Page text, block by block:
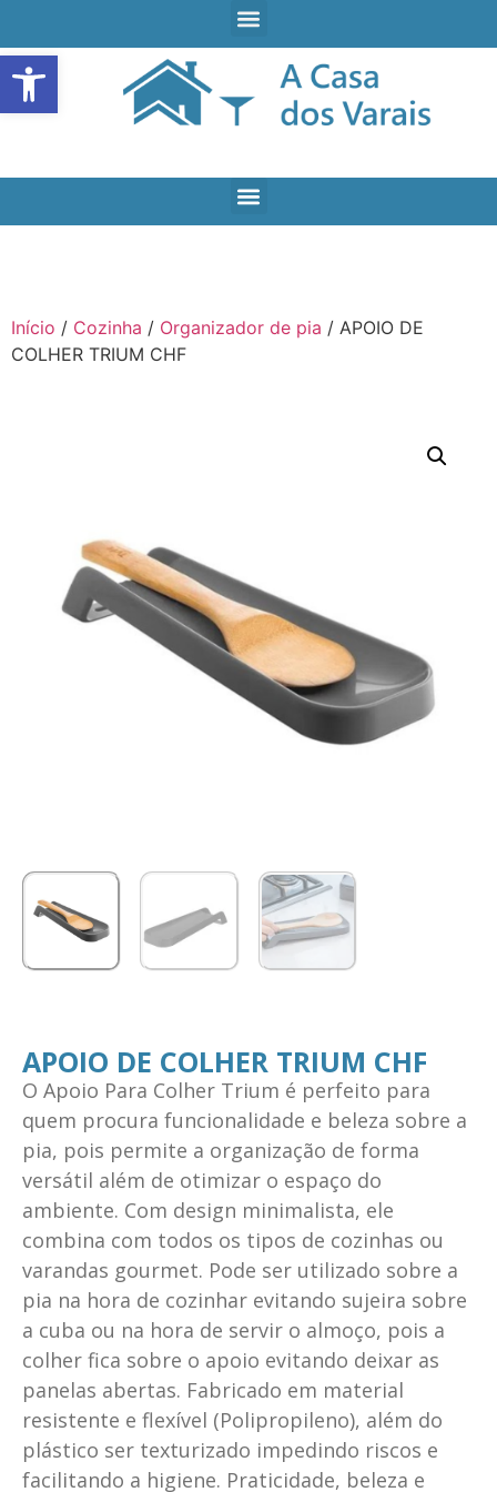
Open toolbar
Início / Cozinha / Organizador de pia / APOIO DE
COLHER TRIUM CHF
APOIO DE COLHER TRIUM CHF
O Apoio Para Colher Trium é perfeito para
quem procura funcionalidade e beleza sobre a
pia, pois permite a organização de forma
versátil além de otimizar o espaço do
ambiente. Com design minimalista, ele
combina com todos os tipos de cozinhas ou
varandas gourmet. Pode ser utilizado sobre a
pia na hora de cozinhar evitando sujeira sobre
a cuba ou na hora de servir o almoço, pois a
colher fica sobre o apoio evitando deixar as
panelas abertas. Fabricado em material
resistente e flexível (Polipropileno), além do
plástico ser texturizado impedindo riscos e
facilitando a higiene. Praticidade, beleza e